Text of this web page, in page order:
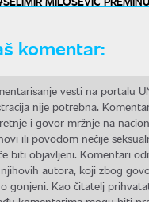
komentar:
vesti na portalu
nije potrebna.
i govor mržnje na
ili povodom nečije
biti objavljeni. Komentari
autora, koji zbog
gonjeni. Kao čitatelj